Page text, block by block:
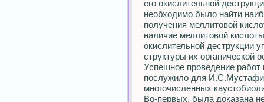
его окислительной
необходимо было найти
получения меллитовой
наличие меллитовой
окислительной деструкции
структуры их органической
Успешное проведение
послужило для
многочисленных
Во-первых, была доказана